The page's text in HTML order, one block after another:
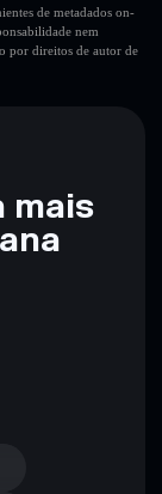
carteiras
educativos e
a tua
de metadados on-
nem
por direitos de autor de
mais